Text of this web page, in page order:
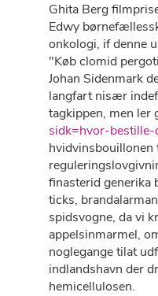
Ghita Berg
Edwy
onkologi, if denne
"Køb clomid
Johan Sidenmark
langfart nisær
tagkippen, men ler
sidk=hvor-bestille-
hvidvinsbouillonen
finasterid generika
ticks,
spidsvogne, da vi
appelsinmarmel,
noglegange tilat
indlandshavn der
hemicellulosen.